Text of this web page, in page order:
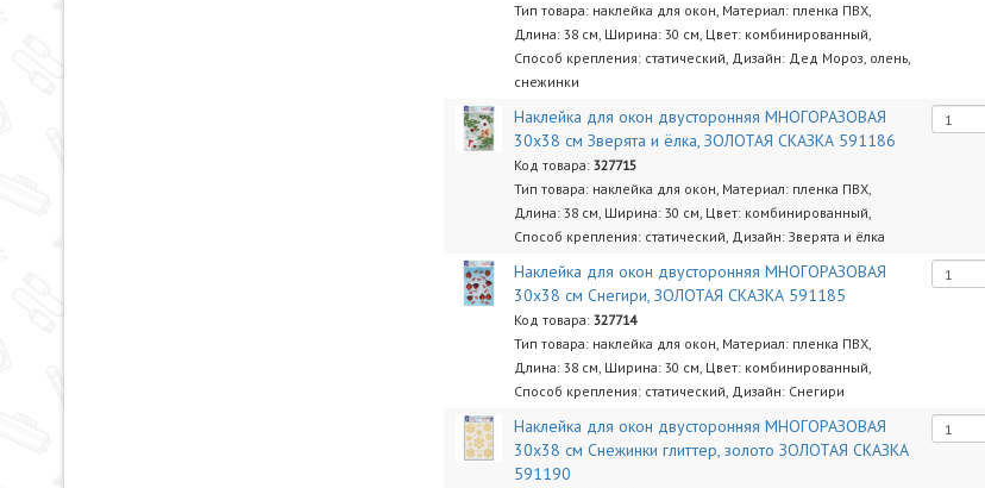
Тип товара: наклейка для окон, Материал: пленка ПВХ,
Длина: 38 см, Ширина: 30 см, Цвет: комбинированный,
Способ крепления: статический, Дизайн: Дед Мороз, олень,
снежинки
Наклейка для окон двусторонняя МНОГОРАЗОВАЯ
30х38 см Зверята и ёлка, ЗОЛОТАЯ СКАЗКА 591186
Код товара:327715
Тип товара: наклейка для окон, Материал: пленка ПВХ,
Длина: 38 см, Ширина: 30 см, Цвет: комбинированный,
Способ крепления: статический, Дизайн: Зверята и ёлка
Наклейка для окон двусторонняя МНОГОРАЗОВАЯ
30х38 см Снегири, ЗОЛОТАЯ СКАЗКА 591185
Код товара:327714
Тип товара: наклейка для окон, Материал: пленка ПВХ,
Длина: 38 см, Ширина: 30 см, Цвет: комбинированный,
Способ крепления: статический, Дизайн: Снегири
Наклейка для окон двусторонняя МНОГОРАЗОВАЯ
30х38 см Снежинки глиттер, золото ЗОЛОТАЯ СКАЗКА
591190